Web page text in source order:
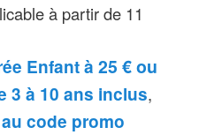
1er au 2
d’ouverture noel
à partir de 11
Enfant à25 € ou
3 à 10 ans inclus,
code promo